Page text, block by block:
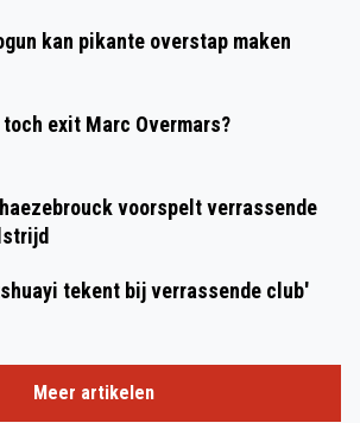
kan pikante overstap maken
toch exit Marc Overmars?
voorspelt verrassende
tekent bij verrassende club'
Meer artikelen